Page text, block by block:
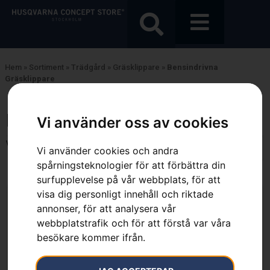
Vi använder oss av cookies
Vi använder cookies och andra
spårningsteknologier för att förbättra din
surfupplevelse på vår webbplats, för att
visa dig personligt innehåll och riktade
annonser, för att analysera vår
webbplatstrafik och för att förstå var våra
besökare kommer ifrån.
Hem » Sortiment » Trädgård » Gräsklippare » Bensindrivna
Gräsklippare
Bensindrivna Gräsklippare
Visar alla 11 resultat